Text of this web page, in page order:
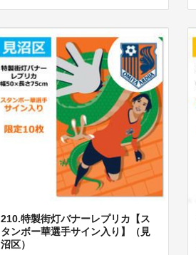
210.特製街灯バナーレプリカ【ス
タンボー華選手サイン入り】（見
沼区）